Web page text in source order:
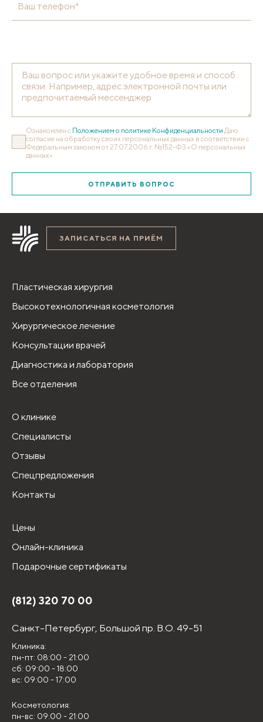
Ваш телефон*
Ознакомлен с Положением о политике Конфиденциальности Даю
согласие на обработку своих персональных данных в соответствии с
Федеральным законом от 27.07.2006 г. №152-ФЗ «О персональных
данных».
ОТПРАВИТЬ ВОПРОС
ЗАПИСАТЬСЯ НА ПРИЁМ
Пластическая хирургия
Высокотехнологичная косметология
Хирургическое лечение
Консультации врачей
Диагностика и лаборатория
Все отделения
О клинике
Специалисты
Отзывы
Спецпредложения
Контакты
Цены
Онлайн-клиника
Подарочные сертификаты
(812) 320 70 00
Санкт-Петербург, Большой пр. В.О. 49-51
Клиника:
пн-пт: 08:00 - 21:00
сб: 09:00 - 18:00
вс: 09:00 - 17:00
Косметология:
пн-вс: 09:00 - 21:00